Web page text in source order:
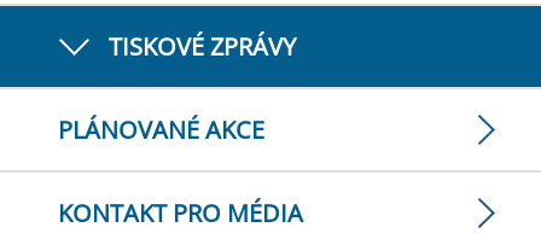
TISKOVÉ ZPRÁVY
PLÁNOVANÉ AKCE
KONTAKT PRO MÉDIA